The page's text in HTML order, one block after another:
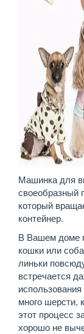
Машинка для
своеобразный
который
контейнер.
В Вашем доме
кошки или
линьки
встречается
много шерсти,
этот процесс
хорошо не